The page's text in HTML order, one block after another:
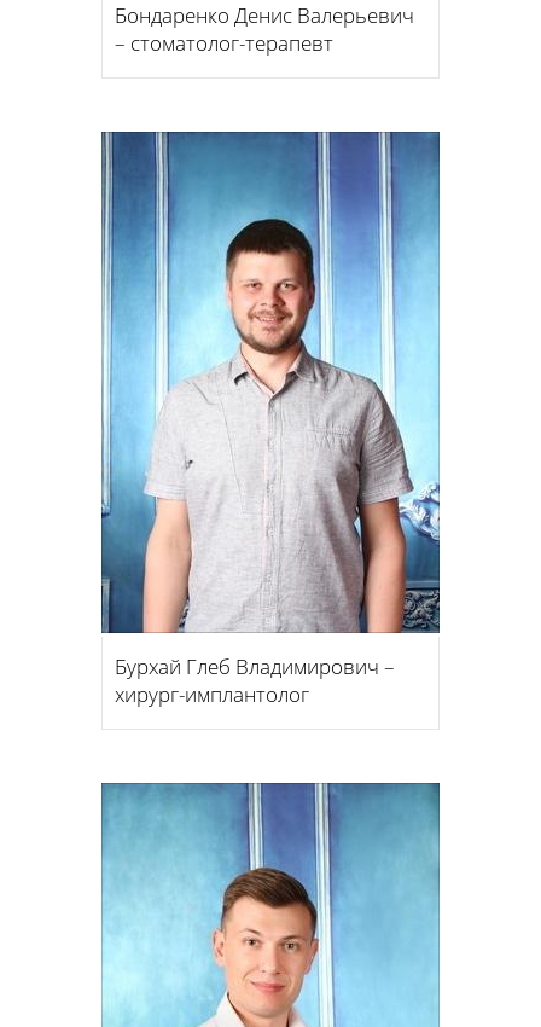
Бондаренко Денис Валерьевич
– стоматолог-терапевт
Бурхай Глеб Владимирович –
хирург-имплантолог